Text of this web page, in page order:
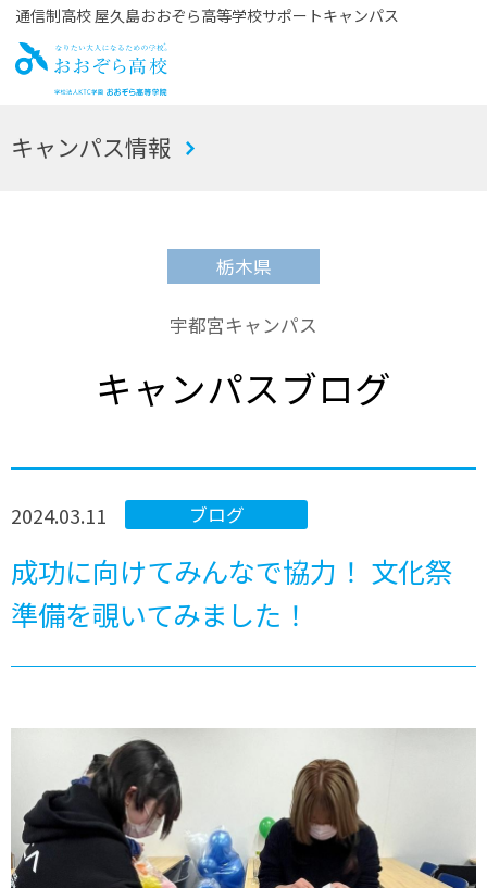
通信制高校 屋久島おおぞら高等学校サポートキャンパス
お
キャンパス情報
栃木県
宇都宮キャンパス
キャンパスブログ
ブログ
2024.03.11
成功に向けてみんなで協力！ 文化祭
準備を覗いてみました！